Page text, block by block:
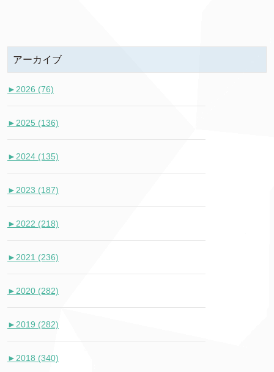
アーカイブ
► 2026 (76)
► 2025 (136)
► 2024 (135)
► 2023 (187)
► 2022 (218)
► 2021 (236)
► 2020 (282)
► 2019 (282)
► 2018 (340)